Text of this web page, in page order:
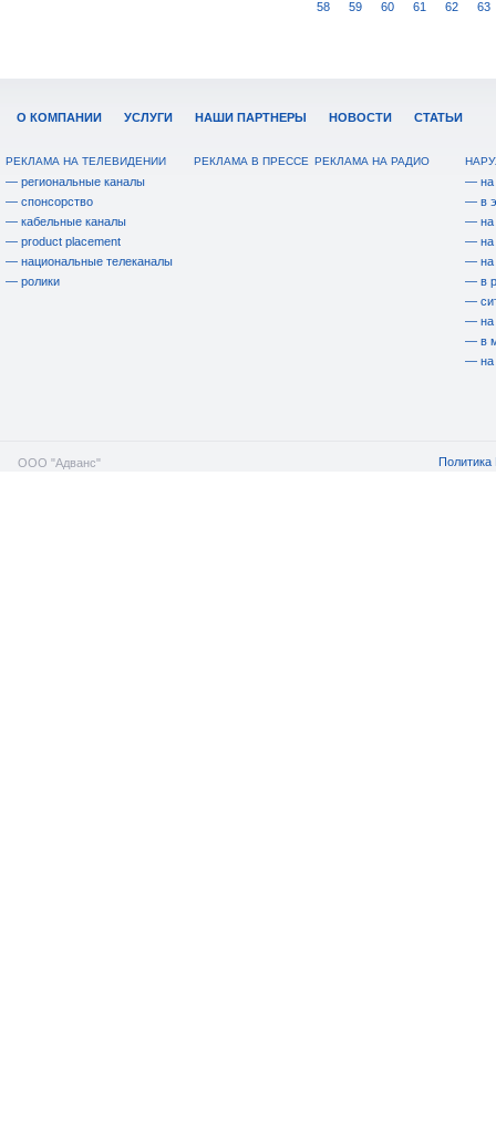
58 59 60 61 62 63
О КОМПАНИИ УСЛУГИ НАШИ ПАРТНЕРЫ НОВОСТИ СТАТЬИ
РЕКЛАМА НА ТЕЛЕВИДЕНИИ
— региональные каналы
— спонсорство
— кабельные каналы
— product placement
— национальные телеканалы
— ролики
РЕКЛАМА В ПРЕССЕ РЕКЛАМА НА РАДИО
— на
— в
— на
— на
— на
— в
—
— на
— в
— на
ООО "Адванс" Политика